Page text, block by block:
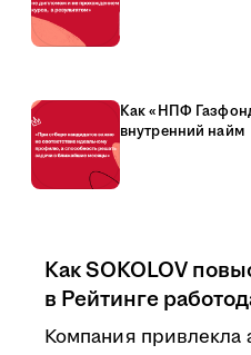
Как «НПФ
внутренний найм
Как SOKOLOV
в Рейтинге
Компания привлекла